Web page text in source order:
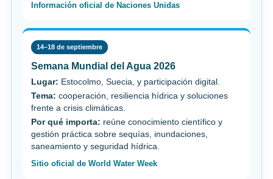
Información oficial de Naciones Unidas
14–18 de septiembre
Semana Mundial del Agua 2026
Lugar: Estocolmo, Suecia, y participación digital.
Tema: cooperación, resiliencia hídrica y soluciones
frente a crisis climáticas.
Por qué importa: reúne conocimiento científico y
gestión práctica sobre sequías, inundaciones,
saneamiento y seguridad hídrica.
Sitio oficial de World Water Week